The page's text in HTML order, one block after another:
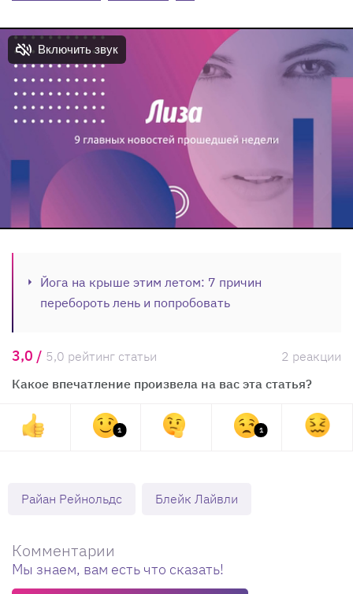
Йога на крыше этим летом: 7 причин
перебороть лень и попробовать
3,0 / 5,0 рейтинг статьи
2 реакции
Какое впечатление произвела на вас эта статья?
1 1
Райан Рейнольдс Блейк Лайвли
Комментарии
Мы знаем, вам есть что сказать!